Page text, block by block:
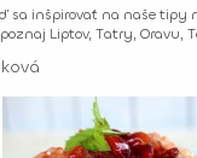
sa inšpirovať na naše tipy
Liptov, Tatry, Oravu,